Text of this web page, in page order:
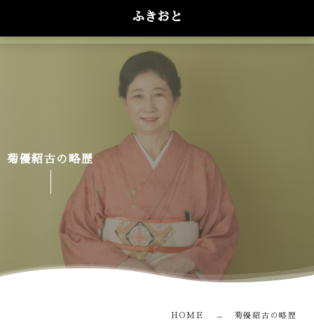
ふきおと
菊優紹古の略歴
HOME 菊優紹古の略歴